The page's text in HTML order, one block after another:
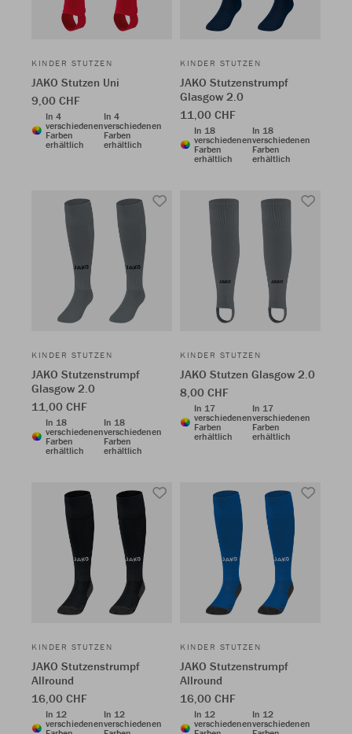
KINDER STUTZEN
JAKO Stutzen Uni
9,00 CHF
In 4
verschiedenen
Farben
erhältlich
In 4
verschiedenen
Farben
erhältlich
KINDER STUTZEN
JAKO Stutzenstrumpf
Glasgow 2.0
11,00 CHF
In 18
verschiedenen
Farben
erhältlich
In 18
verschiedenen
Farben
erhältlich
KINDER STUTZEN
JAKO Stutzenstrumpf
Glasgow 2.0
11,00 CHF
In 18
verschiedenen
Farben
erhältlich
In 18
verschiedenen
Farben
erhältlich
KINDER STUTZEN
JAKO Stutzen Glasgow 2.0
8,00 CHF
In 17
verschiedenen
Farben
erhältlich
In 17
verschiedenen
Farben
erhältlich
KINDER STUTZEN
JAKO Stutzenstrumpf
Allround
16,00 CHF
In 12
verschiedenen
In 12
verschiedenen
KINDER STUTZEN
JAKO Stutzenstrumpf
Allround
16,00 CHF
In 12
verschiedenen
In 12
verschiedenen